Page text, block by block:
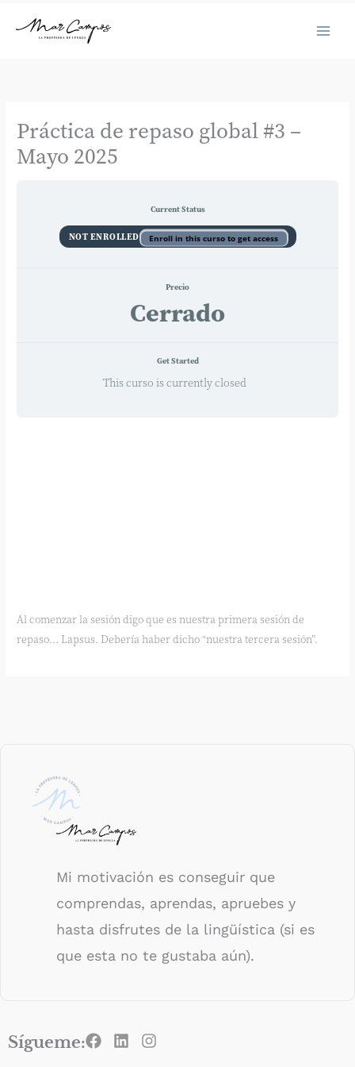
Práctica de repaso global #3 –
Mayo 2025
Current Status
NOT ENROLLED Enroll in this curso to get access
Precio
Cerrado
Get Started
This curso is currently closed
Al comenzar la sesión digo que es nuestra primera sesión de
repaso… Lapsus. Debería haber dicho “nuestra tercera sesión”.
Mi motivación es conseguir que
comprendas, aprendas, apruebes y
hasta disfrutes de la lingüística (si es
que esta no te gustaba aún).
Sígueme: F
a
L
i
I
n